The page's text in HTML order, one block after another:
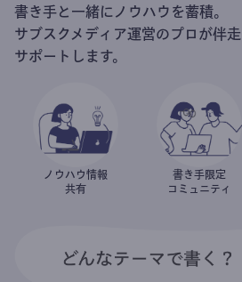
書き手と一緒にノウハウを蓄積。
サブスクメディア運営のプロが伴
サポートします。
ノウハウ情報
共有
書き手限定
コミュニティ